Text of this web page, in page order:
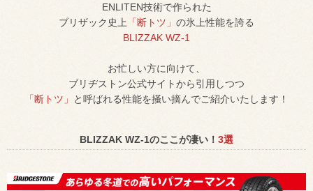
ENLITEN技術で作られた
ブリザック史上
「断トツ」 の氷上性能を誇る
BLIZZAK WZ-1
お忙しい方に向けて、
ブリヂストン公式サイトから引用しつつ
「断トツ」
と呼ばれる性能を掻い摘んでご紹介いたします！
BLIZZAK WZ-1のここが凄い！ 3選